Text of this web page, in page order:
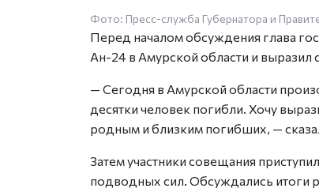
Фото: Пресс-служба Губернатора и
Перед началом обсуждения глава
Ан-24 в Амурской области и выразил
— Сегодня в Амурской области
десятки человек погибли. Хочу
родным и близким погибших, —
Затем участники совещания
подводных сил. Обсуждались итоги